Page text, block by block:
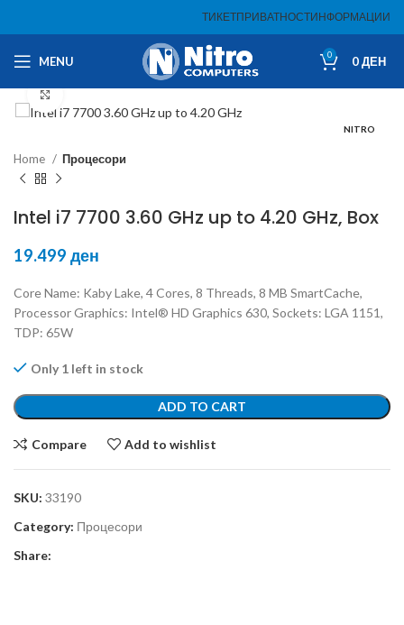
ТИКЕТПРИВАТНОСТИНФОРМАЦИИ
MENU 0 0ДЕН
NITRO
Home Процесори
Intel i7 7700 3.60 GHz up to 4.20 GHz, Box
19.499 ден
Core Name: Kaby Lake, 4 Cores, 8 Threads, 8 MB SmartCache,
Processor Graphics: Intel® HD Graphics 630, Sockets: LGA 1151,
TDP: 65W
Only 1 left in stock
ADD TO CART
Compare Add to wishlist
SKU: 33190
Category: Процесори
Share: